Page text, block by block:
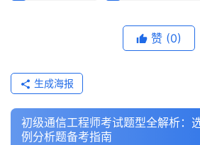
赞 (0)
生成海报
初级通信工程师考试题型全解析：
例分析题备考指南